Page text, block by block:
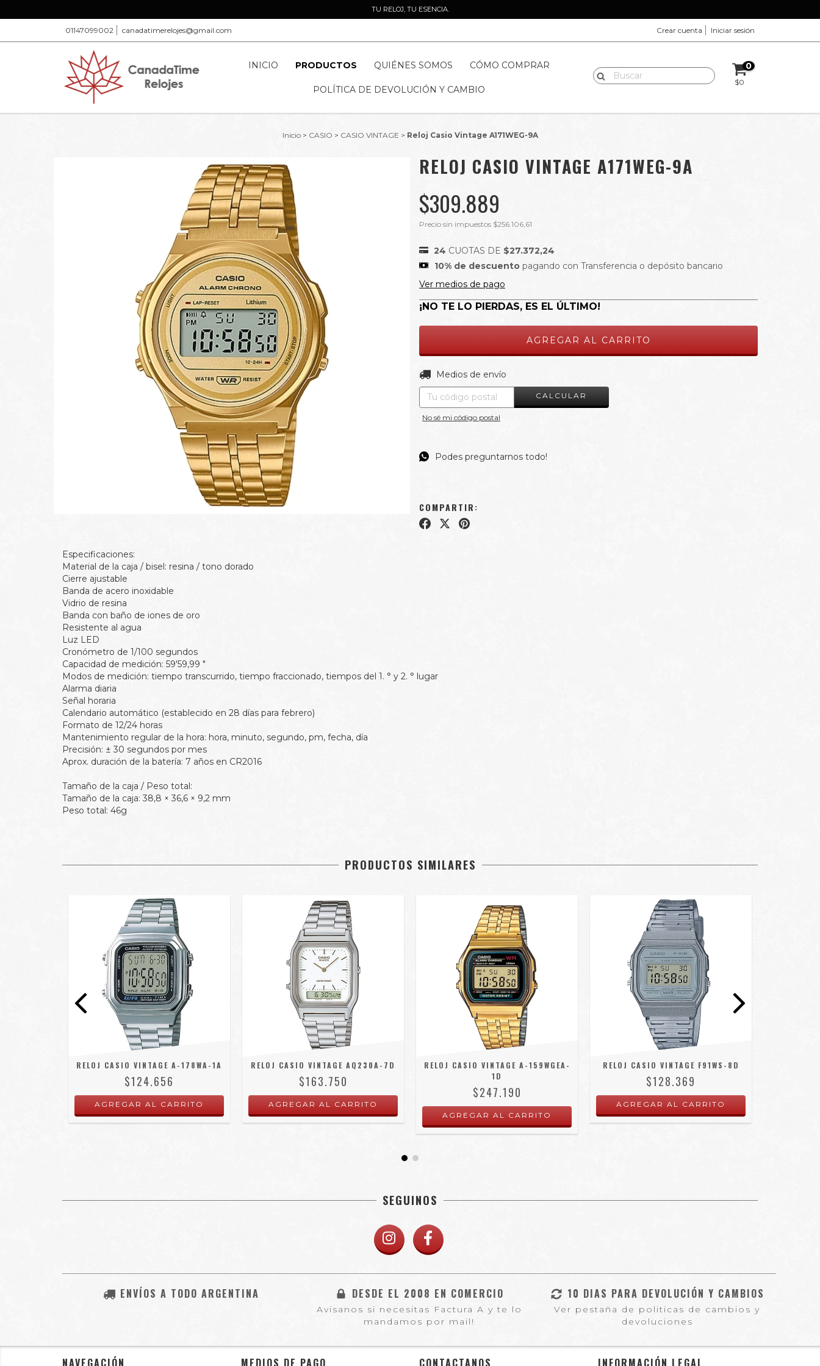
TU RELOJ, TU ESENCIA.
01147099002 canadatimerelojes@gmail.com Crear cuenta Iniciar sesión
INICIO PRODUCTOS QUIÉNES SOMOS CÓMO COMPRAR
POLÍTICA DE DEVOLUCIÓN Y CAMBIO
0
$0
Inicio > CASIO > CASIO VINTAGE > Reloj Casio Vintage A171WEG-9A
RELOJ CASIO VINTAGE A171WEG-9A
$309.889
Precio sin impuestos $256.106,61
24 CUOTAS DE $27.372,24
10% de descuento pagando con Transferencia o depósito bancario
Ver medios de pago
¡NO TE LO PIERDAS, ES EL ÚLTIMO!
Entregas para el CP:
Medios de envío
CALCULAR
No sé mi código postal
Podes preguntarnos todo!
COMPARTIR:
Especificaciones:
Material de la caja / bisel: resina / tono dorado
Cierre ajustable
Banda de acero inoxidable
Vidrio de resina
Banda con baño de iones de oro
Resistente al agua
Luz LED
Cronómetro de 1/100 segundos
Capacidad de medición: 59'59,99 "
Modos de medición: tiempo transcurrido, tiempo fraccionado, tiempos del 1. ° y 2. ° lugar
Alarma diaria
Señal horaria
Calendario automático (establecido en 28 días para febrero)
Formato de 12/24 horas
Mantenimiento regular de la hora: hora, minuto, segundo, pm, fecha, día
Precisión: ± 30 segundos por mes
Aprox. duración de la batería: 7 años en CR2016
Tamaño de la caja / Peso total:
Tamaño de la caja: 38,8 × 36,6 × 9,2 mm
Peso total: 46g
PRODUCTOS SIMILARES
RELOJ CASIO VINTAGE A-178WA-1A
$124.656
RELOJ CASIO VINTAGE AQ230A-7D
$163.750
RELOJ CASIO VINTAGE A-159WGEA-
1D
$247.190
RELOJ CASIO VINTAGE F91WS-8D
$128.369
SEGUINOS
ENVÍOS A TODO ARGENTINA DESDE EL 2008 EN COMERCIO
Avisanos si necesitas Factura A y te lo
mandamos por mail!
10 DIAS PARA DEVOLUCIÓN Y CAMBIOS
Ver pestaña de politicas de cambios y
devoluciones
NAVEGACIÓN MEDIOS DE PAGO CONTACTANOS INFORMACIÓN LEGAL